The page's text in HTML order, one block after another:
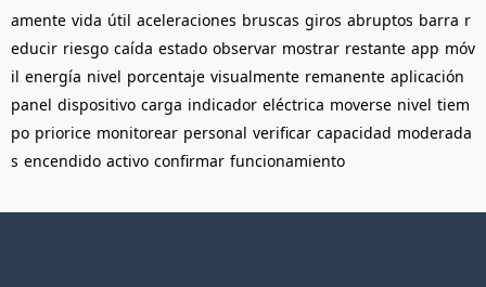
amente vida útil aceleraciones bruscas giros abruptos barra r
educir riesgo caída estado observar mostrar restante app móv
il energía nivel porcentaje visualmente remanente aplicación
panel dispositivo carga indicador eléctrica moverse nivel tiem
po priorice monitorear personal verificar capacidad moderada
s encendido activo confirmar funcionamiento